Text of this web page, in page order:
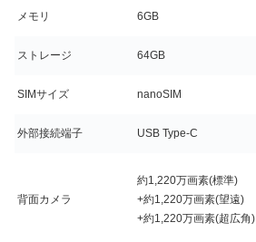
メモリ 6GB
ストレージ 64GB
SIMサイズ nanoSIM
外部接続端子 USB Type-C
背面カメラ
約1,220万画素(標準)
+約1,220万画素(望遠)
+約1,220万画素(超広角)